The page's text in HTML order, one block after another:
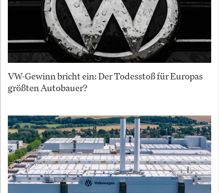
VW-Gewinn bricht ein: Der Todesstoß für Europas
größten Autobauer?